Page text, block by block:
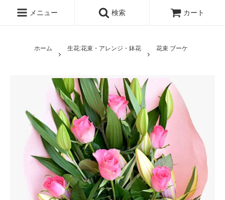
メニュー 検索 カート
ホーム 生花:花束・アレンジ・鉢花 花束 ブーケ